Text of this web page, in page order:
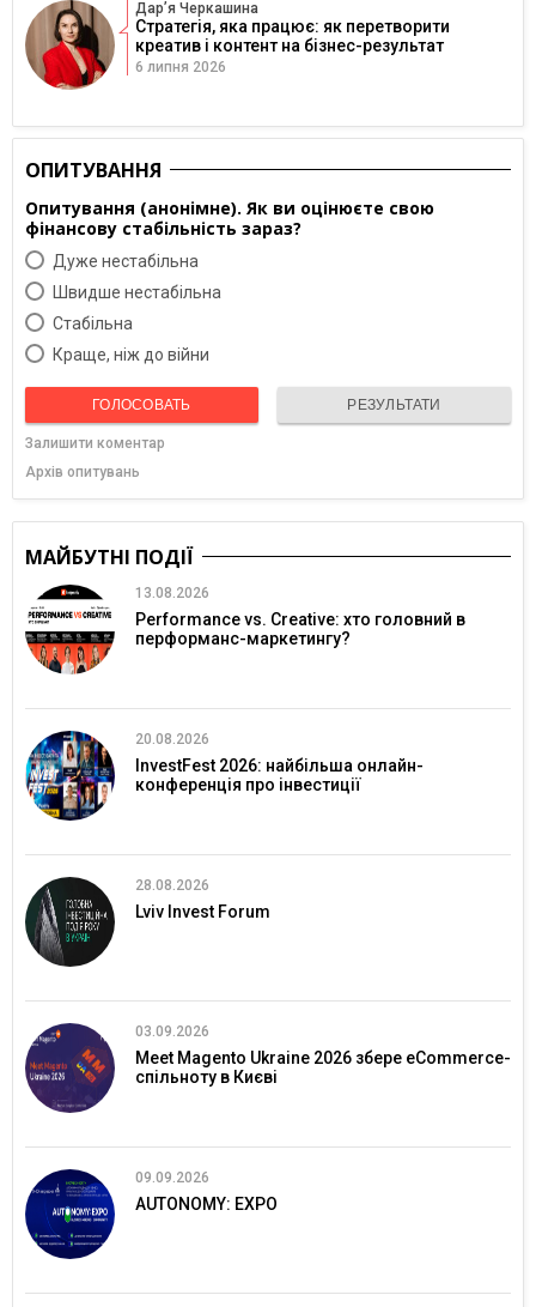
Дарʼя Черкашина
Стратегія, яка працює: як перетворити
креатив і контент на бізнес-результат
6 липня 2026
ОПИТУВАННЯ
Опитування (анонімне). Як ви оцінюєте свою
фінансову стабільність зараз?
Дуже нестабільна
Швидше нестабільна
Cтабільна
Краще, ніж до війни
ГОЛОСОВАТЬ РЕЗУЛЬТАТИ
Залишити коментар
Архів опитувань
МАЙБУТНІ ПОДІЇ
13.08.2026
Performance vs. Creative: хто головний в
перформанс-маркетингу?
20.08.2026
InvestFest 2026: найбільша онлайн-
конференція про інвестиції
28.08.2026
Lviv Invest Forum
03.09.2026
Meet Magento Ukraine 2026 збере eCommerce-
спільноту в Києві
09.09.2026
AUTONOMY: EXPO